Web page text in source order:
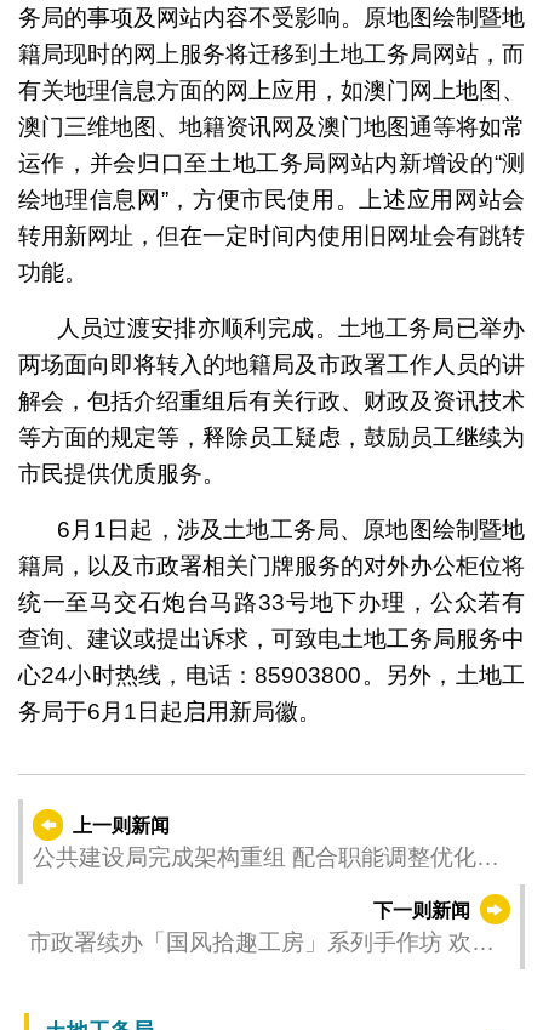
务局的事项及网站内容不受影响。原地图绘制暨地
籍局现时的网上服务将迁移到土地工务局网站，而
有关地理信息方面的网上应用，如澳门网上地图、
澳门三维地图、地籍资讯网及澳门地图通等将如常
运作，并会归口至土地工务局网站内新增设的“测
绘地理信息网”，方便市民使用。上述应用网站会
转用新网址，但在一定时间内使用旧网址会有跳转
功能。
人员过渡安排亦顺利完成。土地工务局已举办
两场面向即将转入的地籍局及市政署工作人员的讲
解会，包括介绍重组后有关行政、财政及资讯技术
等方面的规定等，释除员工疑虑，鼓励员工继续为
市民提供优质服务。
6月1日起，涉及土地工务局、原地图绘制暨地
籍局，以及市政署相关门牌服务的对外办公柜位将
统一至马交石炮台马路33号地下办理，公众若有
查询、建议或提出诉求，可致电土地工务局服务中
心24小时热线，电话：85903800。另外，土地工
务局于6月1日起启用新局徽。
上一则新闻
公共建设局完成架构重组 配合职能调整优化服
下一则新闻
市政署续办「国风拾趣工房」系列手作坊 欢迎